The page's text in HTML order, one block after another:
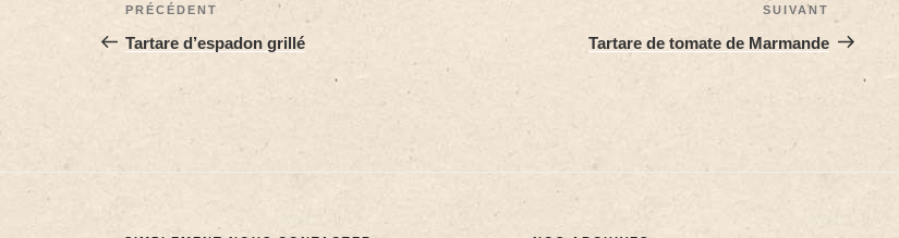
PRÉCÉDENT
Tartare d’espadon grillé
SUIVANT
Tartare de tomate de Marmande